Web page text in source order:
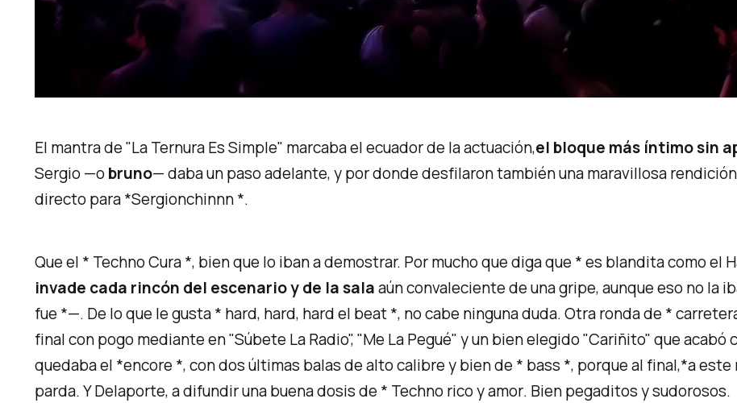
El mantra de"La Ternura Es Simple" marcaba el ecuador de la actuación,el bloque más íntimo sin
Sergio —obruno— daba un paso adelante, y por donde desfilaron también una maravillosa
directo para *Sergionchinnn *.
Que el * Techno Cura *, bien que lo iban a demostrar. Por mucho que diga que * es blandita como el
invade cada rincón del escenario y de la salaaún convaleciente de una gripe, aunque eso no la
fue *—. De lo que le gusta * hard, hard, hard el beat *, no cabe ninguna duda. Otra ronda de *
final con pogo mediante en"Súbete La Radio", "Me La Pegué"y un bien elegido"Cariñito"que acabó
quedaba el *encore *, con dos últimas balas de alto calibre y bien de * bass *, porque al final,*a este
parda. Y Delaporte, a difundir una buena dosis de * Techno rico y amor. Bien pegaditos y sudorosos.